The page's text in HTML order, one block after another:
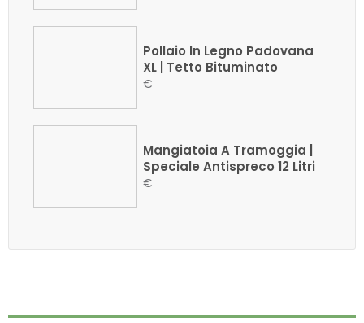
Pollaio In Legno Padovana
XL | Tetto Bituminato
€
Mangiatoia A Tramoggia |
Speciale Antispreco 12 Litri
€